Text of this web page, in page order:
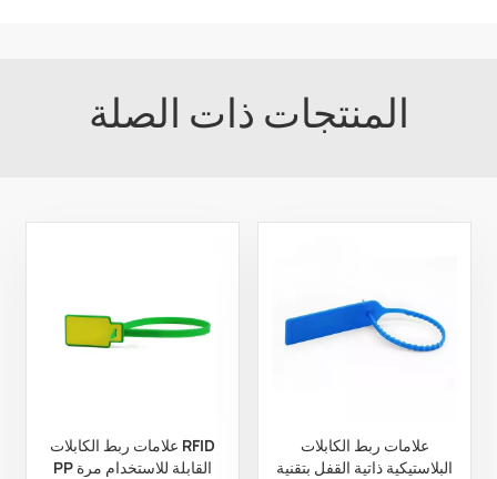
المنتجات ذات الصلة
علامات ربط الكابلات RFID
PP القابلة للاستخدام مرة
علامات ربط الكابلات
البلاستيكية ذاتية القفل بتقنية